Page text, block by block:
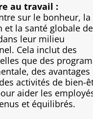
au travail :
sur le bonheur, la
et la santé globale
leur milieu
Cela inclut des
que des
des avantages
activités de bien-
aider les
et équilibrés.